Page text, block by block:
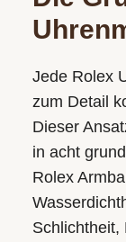
Jede Rolex
zum Detail
Dieser
in acht
Rolex
Schlichtheit,